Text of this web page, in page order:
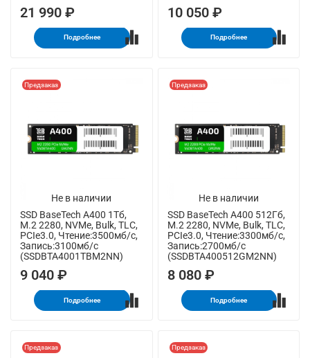
21 990 ₽
Подробнее
10 050 ₽
Подробнее
Не в наличии
Предзаказ
SSD BaseTech A400 1Тб,
M.2 2280, NVMe, Bulk, TLC,
PCIe3.0, Чтение:3500мб/с,
Запись:3100мб/с
(SSDBTA4001TBM2NN)
9 040 ₽
Подробнее
Не в наличии
Предзаказ
SSD BaseTech A400 512Гб,
M.2 2280, NVMe, Bulk, TLC,
PCIe3.0, Чтение:3300мб/с,
Запись:2700мб/с
(SSDBTA400512GM2NN)
8 080 ₽
Подробнее
Предзаказ Предзаказ